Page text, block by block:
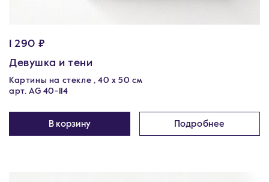
1 290 ₽
Девушка и тени
Картины на стекле , 40 х 50 см
арт. AG 40-114
В корзину Подробнее